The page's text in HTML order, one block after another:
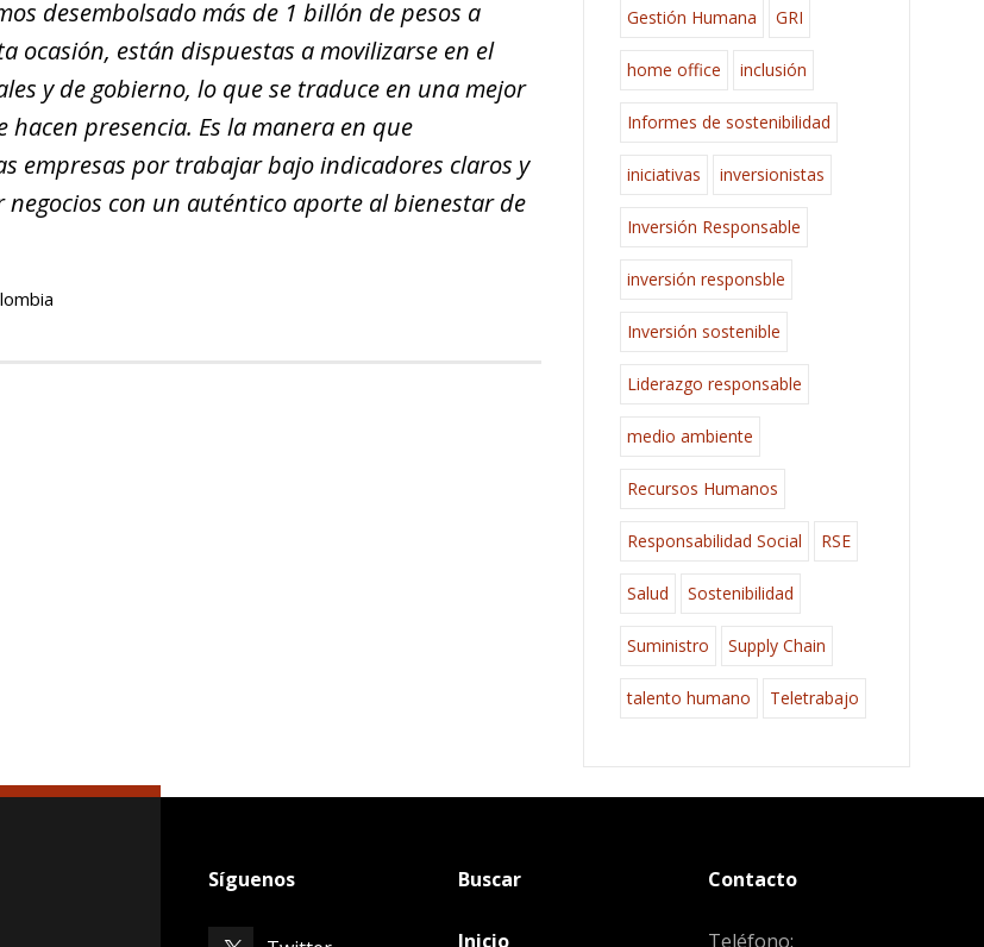
desembolsado más de 1 billón de pesos a
ocasión, están dispuestas a movilizarse en el
y de gobierno, lo que se traduce en una mejor
presencia. Es la manera en que
empresas por trabajar bajo indicadores claros y
con un auténtico aporte al bienestar de
Gestión Humana GRI
home office inclusión
Informes de sostenibilidad
iniciativas inversionistas
Inversión Responsable
inversión responsble
Inversión sostenible
Liderazgo responsable
medio ambiente
Recursos Humanos
Responsabilidad Social RSE
Salud Sostenibilidad
Suministro Supply Chain
talento humano Teletrabajo
Síguenos Buscar
Inicio
Contacto
Teléfono: